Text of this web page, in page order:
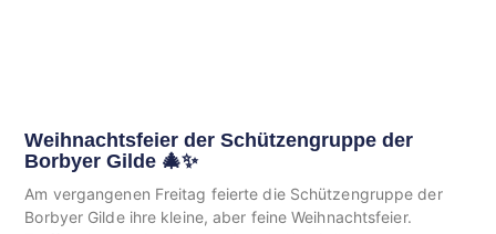
Weihnachtsfeier der Schützengruppe der
Borbyer Gilde 🎄✨
Am vergangenen Freitag feierte die Schützengruppe der
Borbyer Gilde ihre kleine, aber feine Weihnachtsfeier.